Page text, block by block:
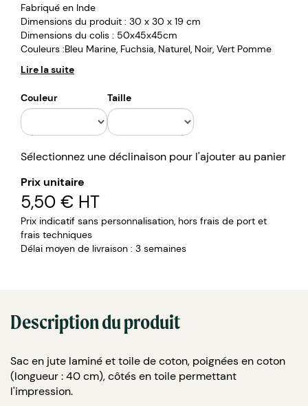
Fabriqué en Inde
Dimensions du produit : 30 x 30 x 19 cm
Dimensions du colis : 50x45x45cm
Couleurs :Bleu Marine, Fuchsia, Naturel, Noir, Vert Pomme
Lire la suite
Couleur Taille
Sélectionnez une déclinaison pour l'ajouter au panier
Prix unitaire
5,50 € HT
Prix indicatif sans personnalisation, hors frais de port et
frais techniques
Délai moyen de livraison : 3 semaines
Description du produit
Sac en jute laminé et toile de coton, poignées en coton
(longueur : 40 cm), côtés en toile permettant
l'impression.